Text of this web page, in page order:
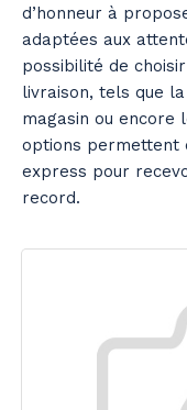
d’honneur à
adaptées aux
possibilité de
livraison, tels que
magasin ou encore
options permettent
express pour
record.